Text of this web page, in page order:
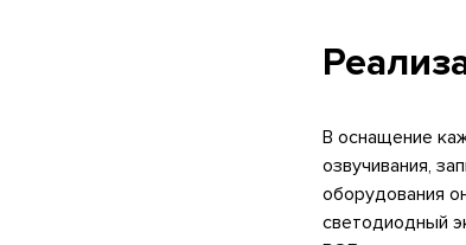
В оснащение
озвучивания,
оборудования
светодиодный